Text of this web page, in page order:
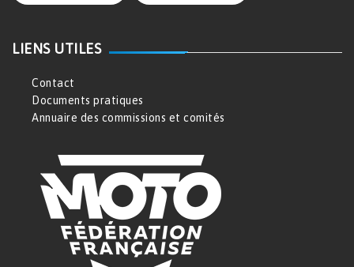
LIENS UTILES
Contact
Documents pratiques
Annuaire des commissions et comités